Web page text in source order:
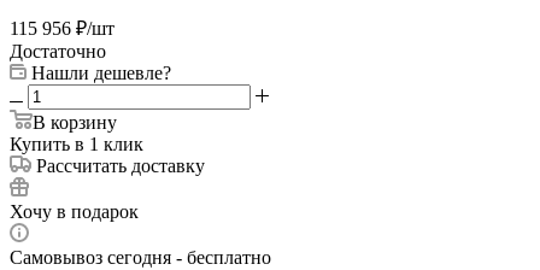
115 956 ₽/шт
Достаточно
Нашли дешевле?
В корзину
Купить в 1 клик
Рассчитать доставку
Хочу в подарок
Самовывоз сегодня - бесплатно